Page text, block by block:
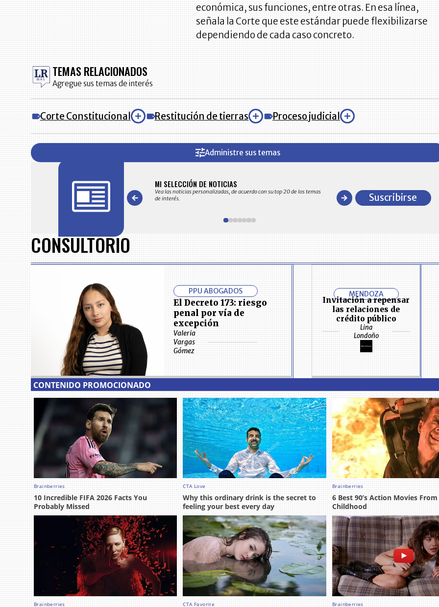
económica, sus funciones, entre otras. En esa línea,
señala la Corte que este estándar puede flexibilizarse
dependiendo de cada caso concreto.
TEMAS RELACIONADOS
Agregue sus temas de interés
Corte Constitucional Restitución de tierras Proceso judicial
Administre sus temas
en su correo electrónico las noticias seleccionadas por nuestro
MI SELECCIÓN DE NOTICIAS
Vea las noticias personalizadas, de acuerdo con su top 20 de los temas
de interés.
comportamiento general y detallado de las
en ventas en ColombiaSuscribirse
CONSULTORIO
PPU ABOGADOS
El Decreto 173: riesgo
penal por vía de
excepción
Valeria
Vargas
Gómez
MENDOZA
Invitación a repensar
las relaciones de
crédito público
Lina
Londoño